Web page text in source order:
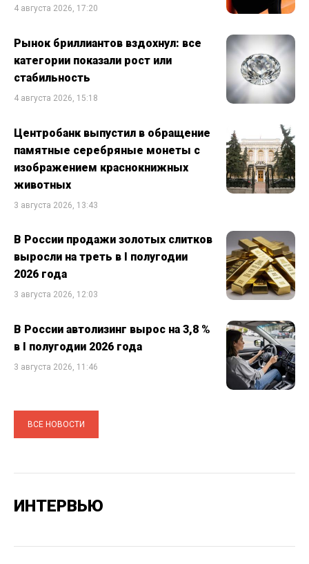
4 августа 2026, 17:20
Рынок бриллиантов вздохнул: все
категории показали рост или
стабильность
4 августа 2026, 15:18
Центробанк выпустил в обращение
памятные серебряные монеты с
изображением краснокнижных
животных
3 августа 2026, 13:43
В России продажи золотых слитков
выросли на треть в I полугодии
2026 года
3 августа 2026, 12:03
В России автолизинг вырос на 3,8 %
в I полугодии 2026 года
3 августа 2026, 11:46
ВСЕ НОВОСТИ
ИНТЕРВЬЮ